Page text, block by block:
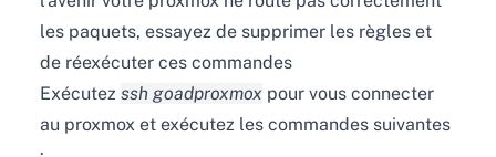
les paquets, essayez de supprimer les règles et
de réexécuter ces commandes
Exécutez ssh goadproxmox pour vous connecter
au proxmox et exécutez les commandes suivantes